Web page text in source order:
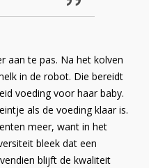
aan te pas. Na het kolven
in de robot. Die bereidt
voeding voor haar baby.
als de voeding klaar is.
meer, want in het
bleek dat een
blijft de kwaliteit